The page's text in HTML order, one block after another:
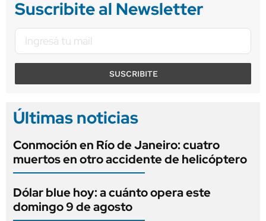
Suscribite al Newsletter
SUSCRIBITE
Últimas noticias
Conmoción en Río de Janeiro: cuatro
muertos en otro accidente de helicóptero
Dólar blue hoy: a cuánto opera este
domingo 9 de agosto